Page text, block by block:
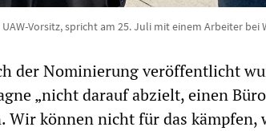
Vorsitz, spricht am 25. Juli mit einem Arbeiter bei
der Nominierung veröffentlicht
„nicht darauf abzielt, einen
Wir können nicht für das kämpfen,